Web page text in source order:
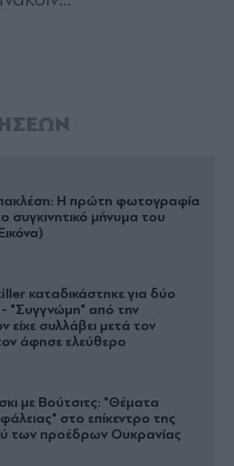
Η πρώτη φωτογραφία
συγκινητικό μήνυμα του
καταδικάστηκε για δύο
"Συγγνώμη" από την
είχε συλλάβει μετά τον
άφησε ελεύθερο
με Βούτσιτς: "Θέματα
στο επίκεντρο της
των προέδρων Ουκρανίας